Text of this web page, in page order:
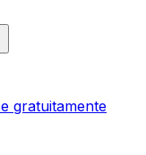
gratuitamente